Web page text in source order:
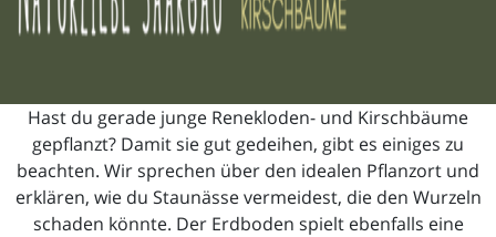
Hast du gerade junge Renekloden- und Kirschbäume
gepflanzt? Damit sie gut gedeihen, gibt es einiges zu
beachten. Wir sprechen über den idealen Pflanzort und
erklären, wie du Staunässe vermeidest, die den Wurzeln
schaden könnte. Der Erdboden spielt ebenfalls eine